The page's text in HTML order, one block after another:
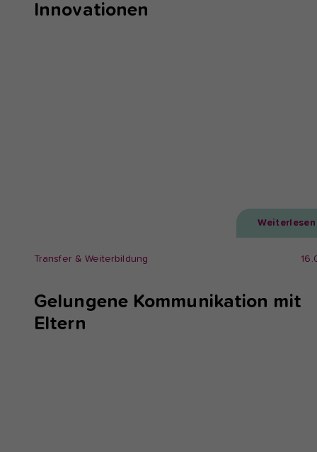
Innovationen
Weiterlesen
Transfer & Weiterbildung
Gelungene Kommunikation mit
Eltern